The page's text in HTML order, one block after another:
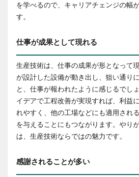
を学べるので、キャリアチェンジの幅
す。
仕事が成果として現れる
生産技術は、仕事の成果が形となって
が設計した設備が動き出し、狙い通り
と、仕事が報われたように感じるでし
イデアで工程改善が実現すれば、利益
れやすく、他の工場などにも適用され
を与えることにもつながります。やり
は、生産技術ならではの魅力です。
感謝されることが多い